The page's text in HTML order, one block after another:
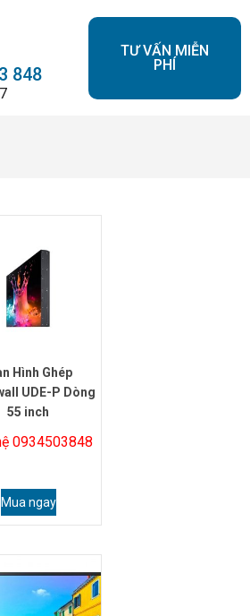
848
TƯ VẤN MIỄN
PHÍ
Hình Ghép
UDE-P Dòng
55 inch
0934503848
Mua ngay